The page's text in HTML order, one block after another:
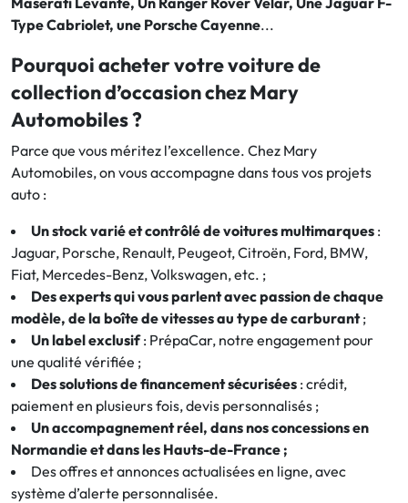
Type Cabriolet, une Porsche Cayenne...
Pourquoi acheter votre voiture de
collection d’occasion chez Mary
Automobiles ?
Parce que vous méritez l’excellence. Chez Mary
Automobiles, on vous accompagne dans tous vos projets
auto :
Un stock varié et contrôlé de voitures multimarques :
Jaguar, Porsche, Renault, Peugeot, Citroën, Ford, BMW,
Fiat, Mercedes-Benz, Volkswagen, etc. ;
Des experts qui vous parlent avec passion de chaque
modèle, de la boîte de vitesses au type de carburant;
Un label exclusif: PrépaCar, notre engagement pour
une qualité vérifiée ;
Des solutions de financement sécurisées : crédit,
paiement en plusieurs fois, devis personnalisés ;
Un accompagnement réel, dans nos concessions en
Normandie et dans les Hauts-de-France ;
Des offres et annonces actualisées en ligne, avec
système d’alerte personnalisée.